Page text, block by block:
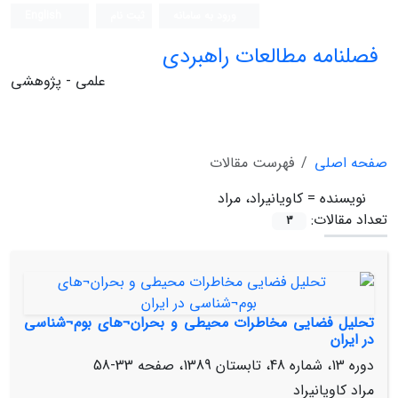
فصلنامه مطالعات راهبردی
علمی - پژوهشی
صفحه اصلی
فهرست مقالات
نویسنده = کاویانی‏راد، مراد
تعداد مقالات:
3
تحلیل فضایی مخاطرات محیطی و بحران¬های بوم¬شناسی
در ایران
دوره 13، شماره 48، تابستان 1389، صفحه
33-58
مراد کاویانی‏راد